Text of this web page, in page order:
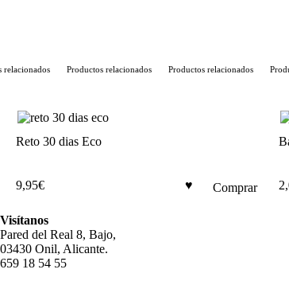
Productos relacionados Productos relacionados
Reto 30 dias Eco
9,95€ Comprar
Visítanos
Pared del Real 8, Bajo,
03430 Onil, Alicante.
659 18 54 55